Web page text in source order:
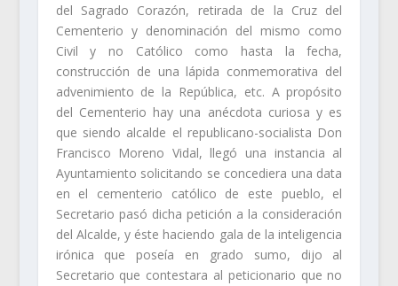
del Sagrado Corazón, retirada de la Cruz del
Cementerio y denominación del mismo como
Civil y no Católico como hasta la fecha,
construcción de una lápida conmemorativa del
advenimiento de la República, etc. A propósito
del Cementerio hay una anécdota curiosa y es
que siendo alcalde el republicano-socialista Don
Francisco Moreno Vidal, llegó una instancia al
Ayuntamiento solicitando se concediera una data
en el cementerio católico de este pueblo, el
Secretario pasó dicha petición a la consideración
del Alcalde, y éste haciendo gala de la inteligencia
irónica que poseía en grado sumo, dijo al
Secretario que contestara al peticionario que no